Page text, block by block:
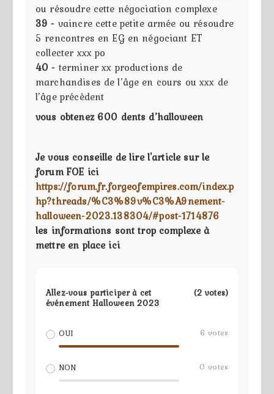
ou résoudre cette négociation complexe
39 - vaincre cette petite armée ou résoudre
5 rencontres en EG en négociant ET
collecter xxx po
40 -terminer xx productions de
marchandises de l’âge en cours ou xxx de
l’âge précèdent
vous obtenez 600 dents d’halloween
Je vous conseille de lire l'article sur le
forum FOE ici
https://forum.fr.forgeofempires.com/index.p
hp?threads/%C3%89v%C3%A9nement-
halloween-2023.138304/#post-1714876
les informations sont trop complexe à
mettre en place ici
Allez-vous participer à cet
événement Halloween 2023
(2 votes)
OUI 6 votes
NON 0 votes